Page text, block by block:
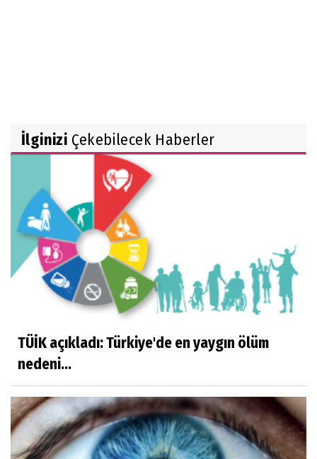
İlginizi Çekebilecek Haberler
TÜİK açıkladı: Türkiye'de en yaygın ölüm
nedeni...